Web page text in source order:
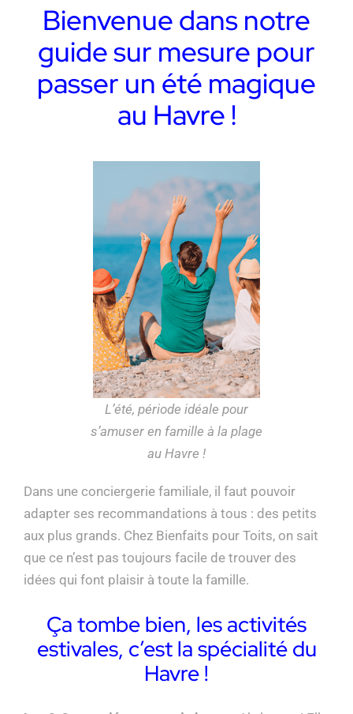
Bienvenue dans notre
guide sur mesure pour
passer un été magique
au Havre !
L’été, période idéale pour
s’amuser en famille à la plage
au Havre !
Dans une conciergerie familiale, il faut pouvoir
adapter ses recommandations à tous : des petits
aux plus grands. Chez Bienfaits pour Toits, on sait
que ce n’est pas toujours facile de trouver des
idées qui font plaisir à toute la famille.
Ça tombe bien, les activités
estivales, c’est la spécialité du
Havre !